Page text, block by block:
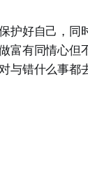
护好自己，同
富有同情心但
与错什么事都